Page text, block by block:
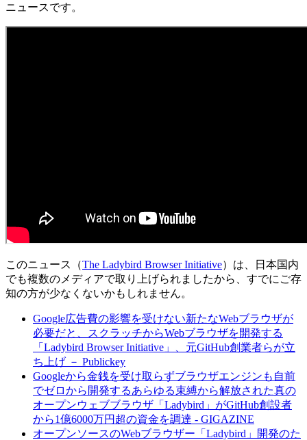
ニュースです。
このニュース（The Ladybird Browser Initiative）は、日本国内
でも複数のメディアで取り上げられましたから、すでにご存
知の方が少なくないかもしれません。
Google広告費の影響を受けない新たなWebブラウザが
必要だと、スクラッチからWebブラウザを開発する
「Ladybird Browser Initiative」、元GitHub創業者らが立
ち上げ － Publickey
Googleから金銭を受け取らずブラウザエンジンも自前
でゼロから開発するあらゆる束縛から解放された真の
オープンウェブブラウザ「Ladybird」がGitHub創設者
から1億6000万円超の資金を調達 - GIGAZINE
オープンソースのWebブラウザー「Ladybird」開発のた